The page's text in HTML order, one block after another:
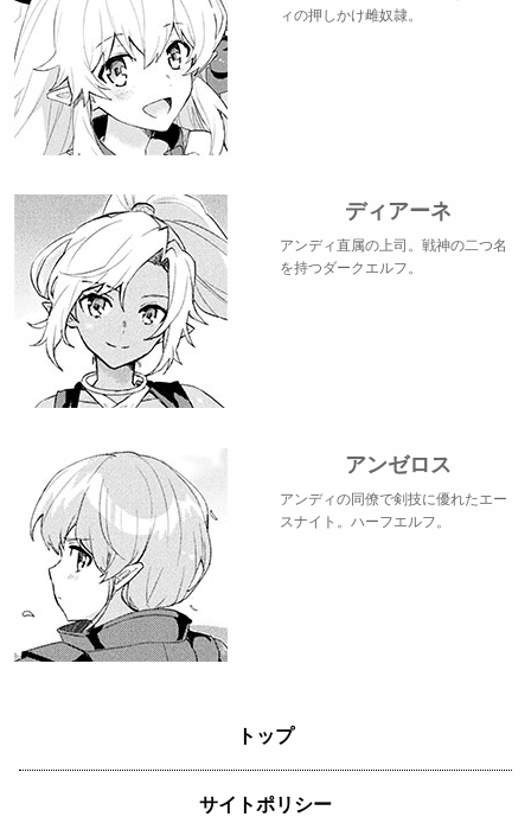
ィの押しかけ雌奴隷。
ディアーネ
アンディ直属の上司。戦神の二つ名
を持つダークエルフ。
アンゼロス
アンディの同僚で剣技に優れたエー
スナイト。ハーフエルフ。
トップ
サイトポリシー